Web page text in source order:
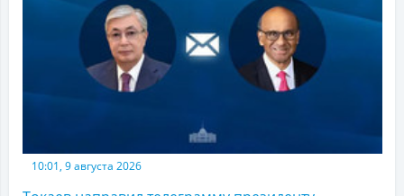
10:01, 9 августа 2026